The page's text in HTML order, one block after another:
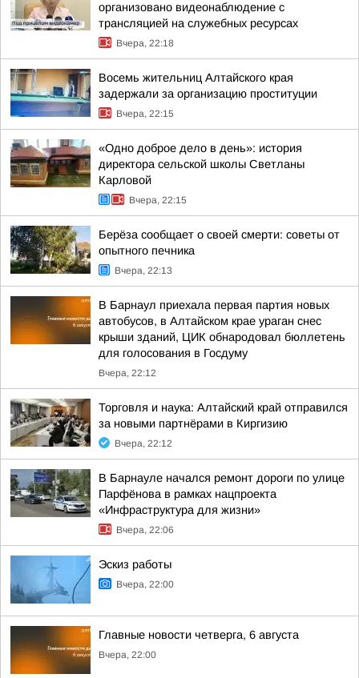
организовано видеонаблюдение с
трансляцией на служебных ресурсах
Вчера, 22:18
Восемь жительниц Алтайского края
задержали за организацию проституции
Вчера, 22:15
«Одно доброе дело в день»: история
директора сельской школы Светланы
Карловой
Вчера, 22:15
Берёза сообщает о своей смерти: советы от
опытного печника
Вчера, 22:13
В Барнаул приехала первая партия новых
автобусов, в Алтайском крае ураган снес
крыши зданий, ЦИК обнародовал бюллетень
для голосования в Госдуму
Вчера, 22:12
Торговля и наука: Алтайский край отправился
за новыми партнёрами в Киргизию
Вчера, 22:12
В Барнауле начался ремонт дороги по улице
Парфёнова в рамках нацпроекта
«Инфраструктура для жизни»
Вчера, 22:06
Эскиз работы
Вчера, 22:00
Главные новости четверга, 6 августа
Вчера, 22:00